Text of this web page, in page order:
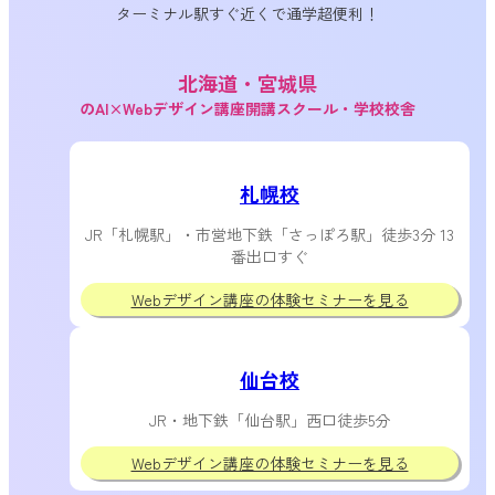
ターミナル駅すぐ近くで通学超便利！
北海道・宮城県
のAI×Webデザイン講座開講スクール・学校校舎
札幌校
JR「札幌駅」・市営地下鉄「さっぽろ駅」徒歩3分 13
番出口すぐ
Webデザイン講座の体験セミナーを見る
仙台校
JR・地下鉄「仙台駅」西口徒歩5分
Webデザイン講座の体験セミナーを見る